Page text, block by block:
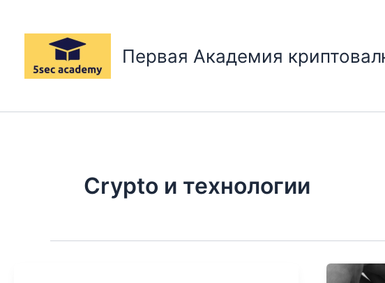
содержимому
Первая Академия
Crypto и технологии